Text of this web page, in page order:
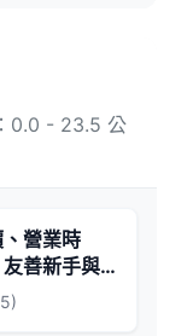
0.0 - 23.5 公
營業時
善新手與